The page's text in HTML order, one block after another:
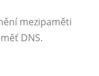
mezipaměti
DNS.